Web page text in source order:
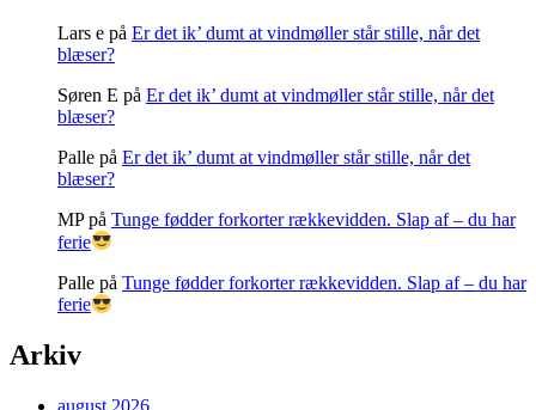
Lars e på Er det ik’ dumt at vindmøller står stille, når det
blæser?
Søren E på Er det ik’ dumt at vindmøller står stille, når det
blæser?
Palle på Er det ik’ dumt at vindmøller står stille, når det
blæser?
MPpå Tunge fødder forkorter rækkevidden. Slap af – du har
ferie
Palle på Tunge fødder forkorter rækkevidden. Slap af – du har
ferie
Arkiv